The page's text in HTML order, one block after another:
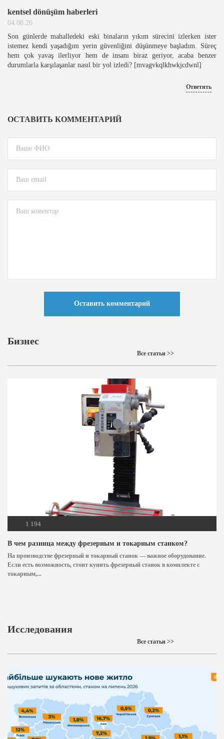
kentsel dönüşüm haberleri
04.08.26
Son günlerde mahalledeki eski binaların yıkım sürecini izlerken ister
istemez kendi yaşadığım yerin güvenliğini düşünmeye başladım. Süreç
hem çok yavaş ilerliyor hem de insanı biraz geriyor, acaba benzer
durumlarla karşılaşanlar nasıl bir yol izledi? [mvagvkqlkhwkjcdwnl]
Ответить
ОСТАВИТЬ КОММЕНТАРИЙ
Оставить комментарий
Бизнес
Все статьи >>
1 194
В чем разница между фрезерным и токарным станком?
На производстве фрезерный и токарный станок — важное оборудование.
Если есть возможность, стоит купить фрезерный станок в комплекте с
токарным,...
Исследования
Все статьи >>